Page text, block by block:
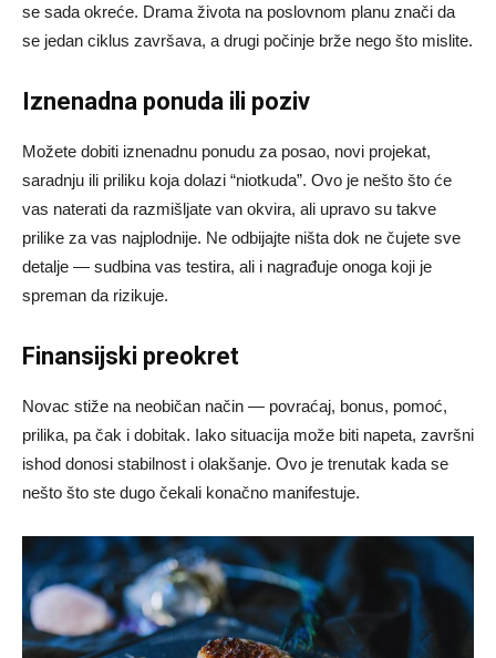
se sada okreće. Drama života na poslovnom planu znači da
se jedan ciklus završava, a drugi počinje brže nego što mislite.
Iznenadna ponuda ili poziv
Možete dobiti iznenadnu ponudu za posao, novi projekat,
saradnju ili priliku koja dolazi “niotkuda”. Ovo je nešto što će
vas naterati da razmišljate van okvira, ali upravo su takve
prilike za vas najplodnije. Ne odbijajte ništa dok ne čujete sve
detalje — sudbina vas testira, ali i nagrađuje onoga koji je
spreman da rizikuje.
Finansijski preokret
Novac stiže na neobičan način — povraćaj, bonus, pomoć,
prilika, pa čak i dobitak. Iako situacija može biti napeta, završni
ishod donosi stabilnost i olakšanje. Ovo je trenutak kada se
nešto što ste dugo čekali konačno manifestuje.